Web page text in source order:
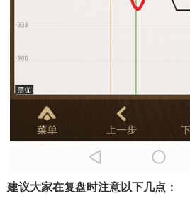
建议大家在复盘时注意以下几点：